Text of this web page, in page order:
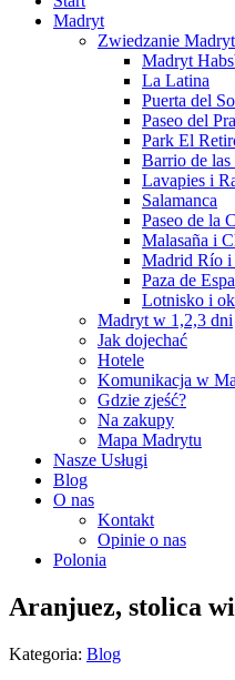
Madryt
Zwiedzanie
Madryt
La Latina
Puerta del
Paseo del
Park El
Barrio de las
Lavapies i
Salamanca
Paseo de la
Malasaña i
Madrid Río i
Paza de
Lotnisko i
Madryt w 1,2,3 dni
Jak dojechać
Hotele
Komunikacja w
Gdzie zjeść?
Na zakupy
Mapa Madrytu
Nasze Usługi
Blog
O nas
Kontakt
Opinie o nas
Polonia
Aranjuez, stolica
Kategoria: Blog